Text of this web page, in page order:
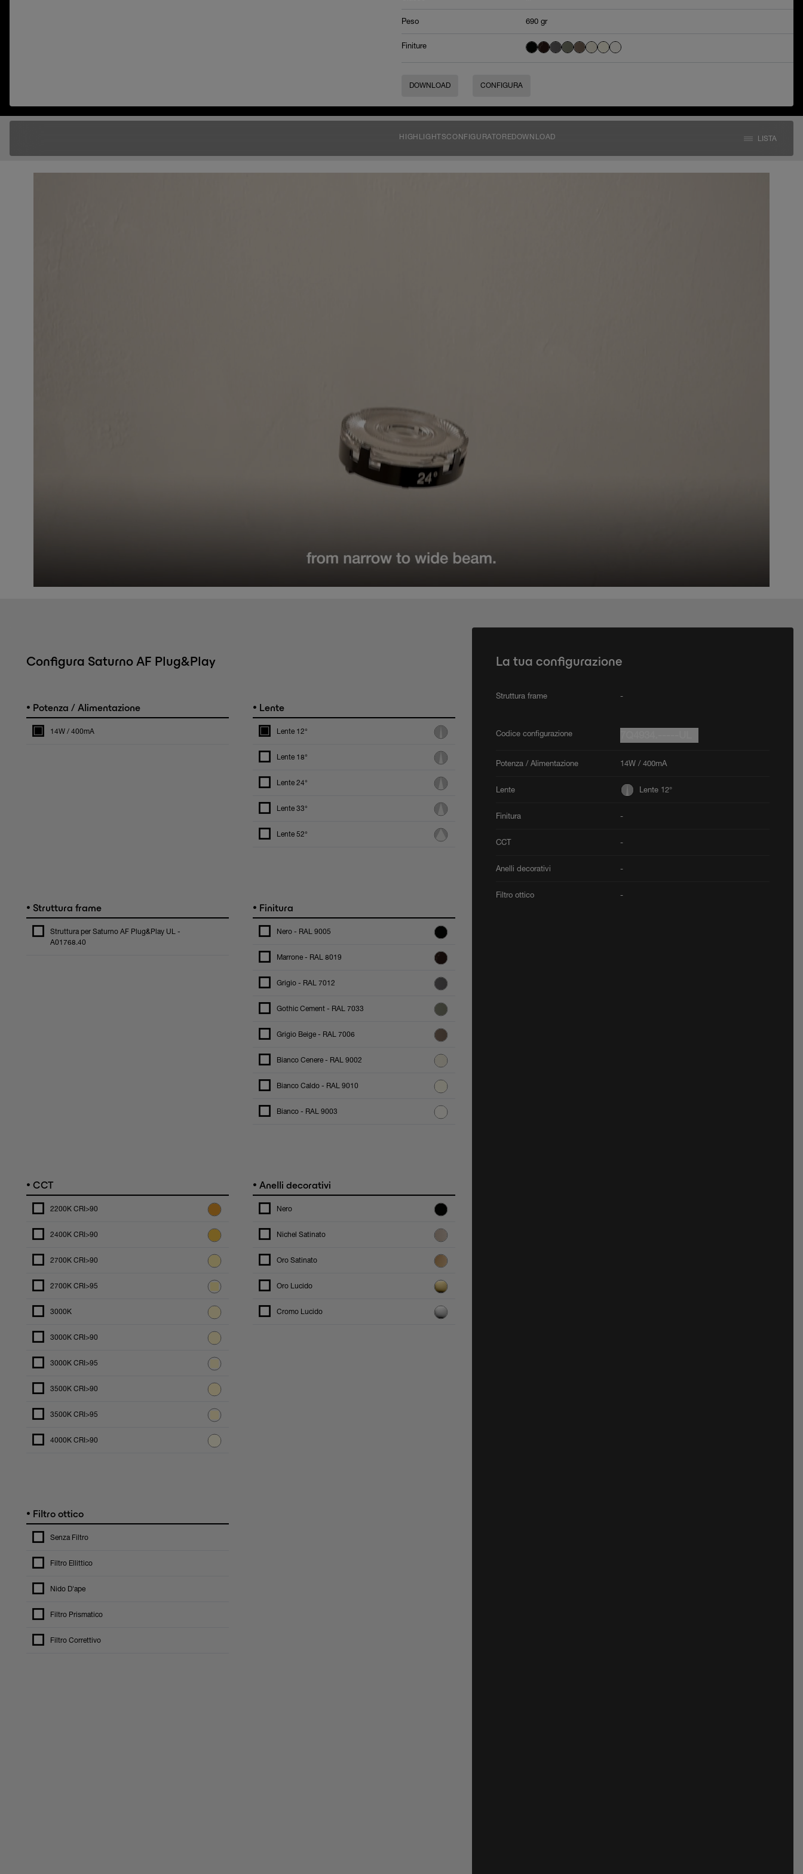
Peso 690 gr
Finiture
DOWNLOAD CONFIGURA
HIGHLIGHTSCONFIGURATOREDOWNLOAD LISTA
Configura Saturno AF Plug&Play
• Potenza / Alimentazione
14W / 400mA
• Lente
Lente 12°
Lente 18°
Lente 24°
Lente 33°
Lente 52°
• Struttura frame
Struttura per Saturno AF Plug&Play UL -
A01768.40
• Finitura
Nero - RAL 9005
Marrone - RAL 8019
Grigio - RAL 7012
Gothic Cement - RAL 7033
Grigio Beige - RAL 7006
Bianco Cenere - RAL 9002
Bianco Caldo - RAL 9010
Bianco - RAL 9003
• CCT
2200K CRI>90
2400K CRI>90
2700K CRI>90
2700K CRI>95
3000K
3000K CRI>90
3000K CRI>95
3500K CRI>90
3500K CRI>95
4000K CRI>90
• Anelli decorativi
Nero
Nichel Satinato
Oro Satinato
Oro Lucido
Cromo Lucido
• Filtro ottico
Senza Filtro
Filtro Ellittico
Nido D'ape
Filtro Prismatico
Filtro Correttivo
La tua configurazione
Struttura frame -
Codice configurazione
Potenza / Alimentazione 14W / 400mA
Lente Lente 12°
Finitura -
CCT -
Anelli decorativi -
Filtro ottico -